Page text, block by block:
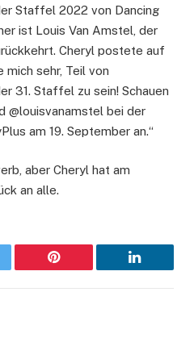
Staffel 2022 von Dancing
ist Louis Van Amstel, der
Cheryl postete auf
mich sehr, Teil von
31. Staffel zu sein! Schauen
@louisvanamstel bei der
am 19. September an.“
aber Cheryl hat am
an alle.
Pinterest LinkedIn